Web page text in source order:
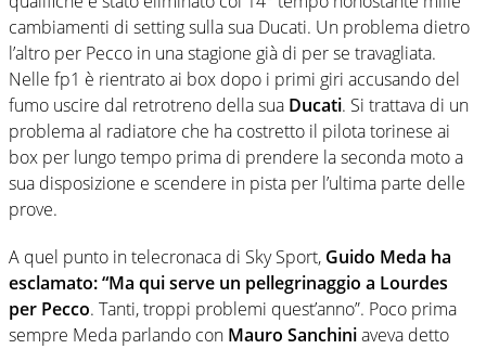
cambiamenti di setting sulla sua Ducati. Un problema dietro
l’altro per Pecco in una stagione già di per se travagliata.
Nelle fp1 è rientrato ai box dopo i primi giri accusando del
fumo uscire dal retrotreno della sua Ducati. Si trattava di un
problema al radiatore che ha costretto il pilota torinese ai
box per lungo tempo prima di prendere la seconda moto a
sua disposizione e scendere in pista per l’ultima parte delle
prove.
A quel punto in telecronaca di Sky Sport, Guido Meda ha
esclamato: “Ma qui serve un pellegrinaggio a Lourdes
per Pecco. Tanti, troppi problemi quest’anno”. Poco prima
sempre Meda parlando con Mauro Sanchiniaveva detto